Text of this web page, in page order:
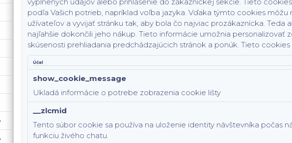
( RPG )
( Dungeons & Dragons )
podľa Vašich potrieb, napríklad voľba jazyka. Vďaka týmto cookies môžu
užívateľov a vyvijať stránku tak, aby bola čo najviac prozákaznícka. Teda
najľahšie dokončili jeho nákup. Tieto informácie umožnia personalizovať
skúsenosti prehliadania predchádzajúcich stránok a ponúk. Tieto
Účel
show_cookie_message
Ukladá informácie o potrebe zobrazenia cookie lišty
__zlcmid
Tento súbor cookie sa používa na uloženie identity návštevníka počas
funkciu živého chatu.